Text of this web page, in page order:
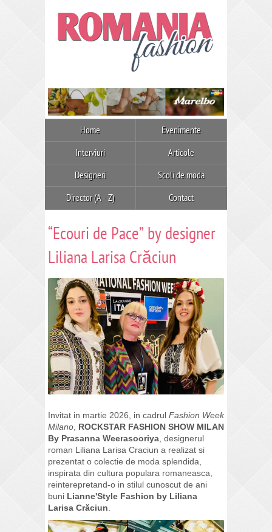
Home Evenimente
Interviuri Articole
Designeri Scoli de moda
Director (A - Z) Contact
“Ecouri de Pace” by designer
Liliana Larisa Crăciun
Invitat in martie 2026, in cadrul Fashion Week
Milano, ROCKSTAR FASHION SHOW MILAN
By Prasanna Weerasooriya, designerul
roman Liliana Larisa Craciun a realizat si
prezentat o colectie de moda splendida,
inspirata din cultura populara romaneasca,
reinterepretand-o in stilul cunoscut de ani
buni Lianne'Style Fashion by Liliana
Larisa Crăciun.